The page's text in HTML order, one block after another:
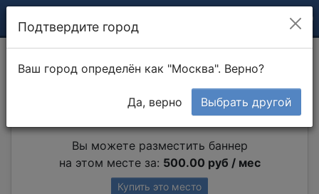
Монолитные стены
Вы можете разместить баннер
на этом месте за: 500.00 руб / мес
Купить это место
Подтвердите город
Ваш город определён как "Москва". Верно?
Да, верно Выбрать другой